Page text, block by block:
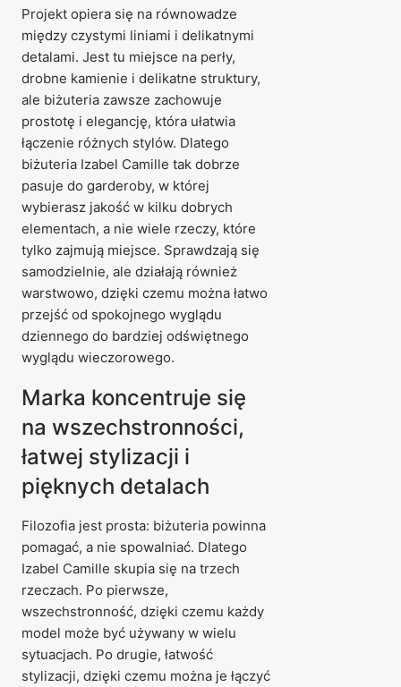
Projekt opiera się na równowadze
między czystymi liniami i delikatnymi
detalami. Jest tu miejsce na perły,
drobne kamienie i delikatne struktury,
ale biżuteria zawsze zachowuje
prostotę i elegancję, która ułatwia
łączenie różnych stylów. Dlatego
biżuteria Izabel Camille tak dobrze
pasuje do garderoby, w której
wybierasz jakość w kilku dobrych
elementach, a nie wiele rzeczy, które
tylko zajmują miejsce. Sprawdzają się
samodzielnie, ale działają również
warstwowo, dzięki czemu można łatwo
przejść od spokojnego wyglądu
dziennego do bardziej odświętnego
wyglądu wieczorowego.
Marka koncentruje się
na wszechstronności,
łatwej stylizacji i
pięknych detalach
Filozofia jest prosta: biżuteria powinna
pomagać, a nie spowalniać. Dlatego
Izabel Camille skupia się na trzech
rzeczach. Po pierwsze,
wszechstronność, dzięki czemu każdy
model może być używany w wielu
sytuacjach. Po drugie, łatwość
stylizacji, dzięki czemu można je łączyć